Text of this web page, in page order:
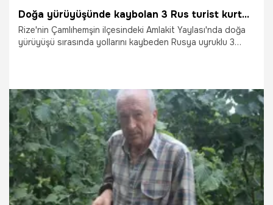
Doğa yürüyüşünde kaybolan 3 Rus turist kurtarıldı
Rize'nin Çamlıhemşin ilçesindeki Amlakit Yaylası'nda doğa
yürüyüşü sırasında yollarını kaybeden Rusya uyruklu 3
15.07.2026 Gündem